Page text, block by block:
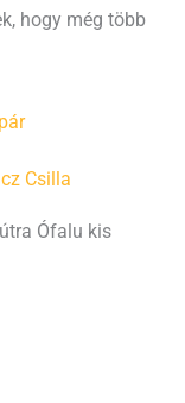
hogy még több
Csilla
Ófalu kis